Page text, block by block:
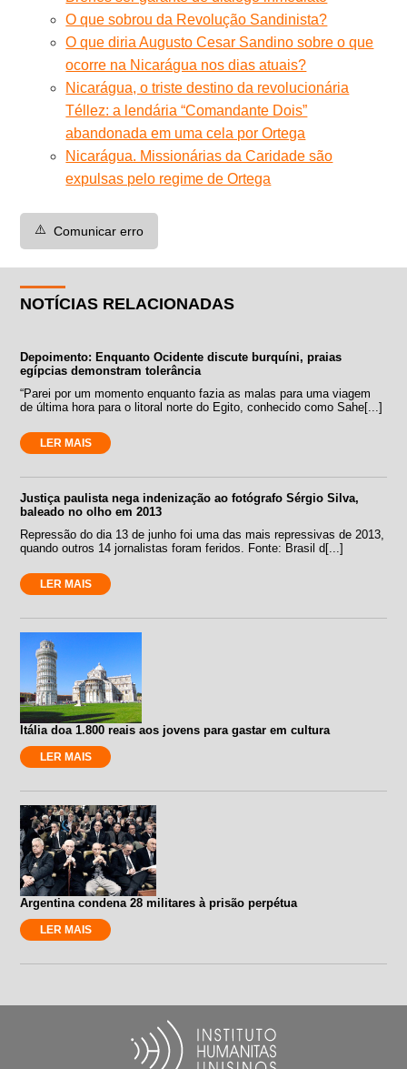
O que sobrou da Revolução Sandinista?
O que diria Augusto Cesar Sandino sobre o que
ocorre na Nicarágua nos dias atuais?
Nicarágua, o triste destino da revolucionária
Téllez: a lendária “Comandante Dois”
abandonada em uma cela por Ortega
Nicarágua. Missionárias da Caridade são
expulsas pelo regime de Ortega
⚠️ Comunicar erro
NOTÍCIAS RELACIONADAS
Depoimento: Enquanto Ocidente discute burquíni, praias
egípcias demonstram tolerância
“Parei por um momento enquanto fazia as malas para uma viagem
de última hora para o litoral norte do Egito, conhecido como Sahe[...]
LER MAIS
Justiça paulista nega indenização ao fotógrafo Sérgio Silva,
baleado no olho em 2013
Repressão do dia 13 de junho foi uma das mais repressivas de 2013,
quando outros 14 jornalistas foram feridos. Fonte: Brasil d[...]
LER MAIS
Itália doa 1.800 reais aos jovens para gastar em cultura
LER MAIS
Argentina condena 28 militares à prisão perpétua
LER MAIS